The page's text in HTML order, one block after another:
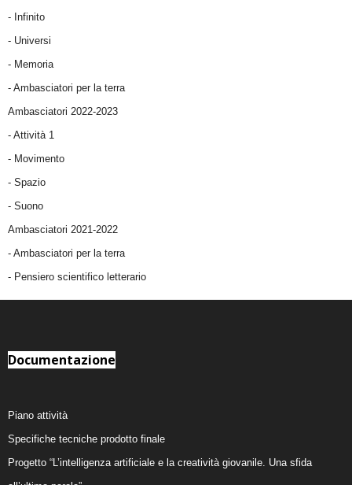
- Infinito
- Universi
- Memoria
- Ambasciatori per la terra
Ambasciatori 2022-2023
- Attività 1
- Movimento
- Spazio
- Suono
Ambasciatori 2021-2022
- Ambasciatori per la terra
- Pensiero scientifico letterario
Documentazione
Piano attività
Specifiche tecniche prodotto finale
Progetto “L’intelligenza artificiale e la creatività giovanile. Una sfida